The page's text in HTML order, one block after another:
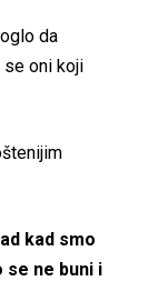
da
se oni koji
kad smo
se ne buni i